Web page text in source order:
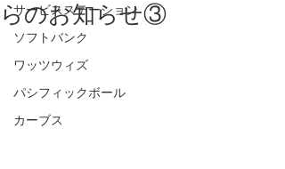
サービスステーション
ソフトバンク
ワッツウィズ
パシフィックボール
カーブス
らのお知らせ③